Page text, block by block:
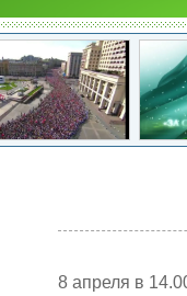
8 апреля в